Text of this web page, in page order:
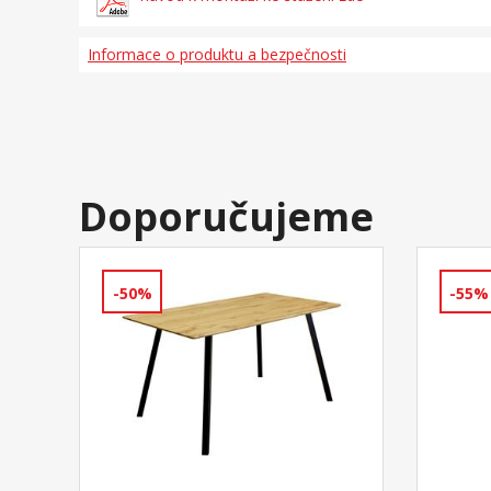
Informace o produktu a bezpečnosti
Doporučujeme
-50% -55%